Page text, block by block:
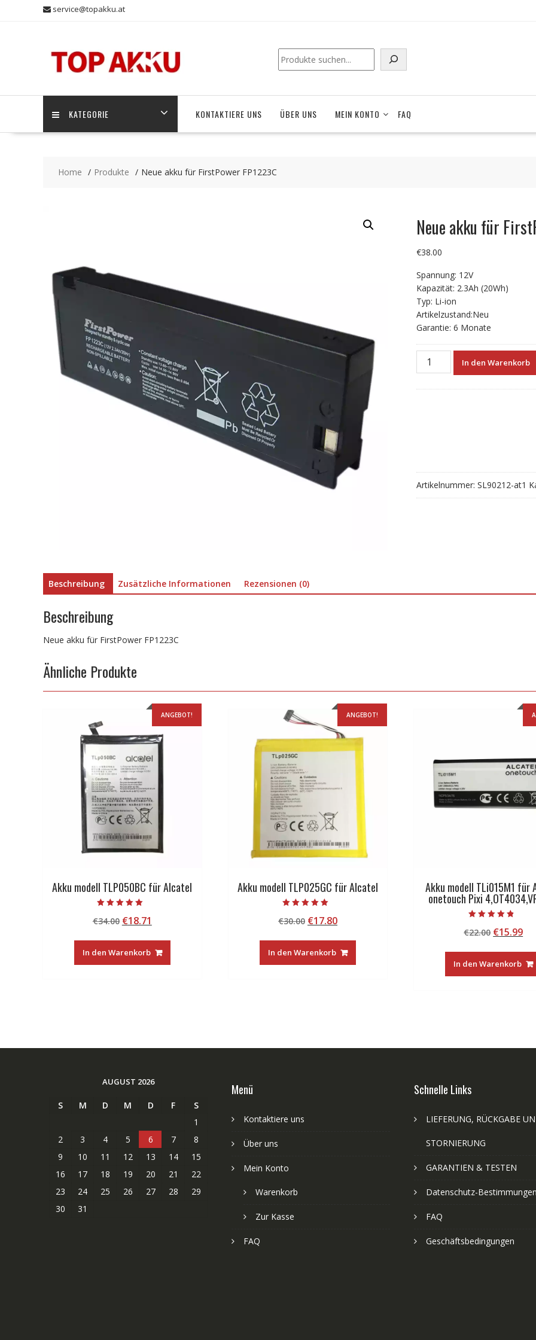
service@topakku.at
KATEGORIE KONTAKTIERE UNS ÜBER UNS MEIN KONTO FAQ
Home Produkte Neue akku für FirstPower FP1223C
Neue akku für
€38.00
Spannung: 12V
Kapazität: 2.3Ah (20Wh)
Typ: Li-ion
Artikelzustand:Neu
Garantie: 6 Monate
Neue
In den Warenkorb
Artikelnummer: SL90212-at1
Beschreibung Zusätzliche Informationen Rezensionen (0)
Beschreibung
Neue akku für FirstPower FP1223C
Ähnliche Produkte
ANGEBOT!
Akku modell TLP050BC für Alcatel
5.00
von 5
€34.00 Ursprünglicher
war:
€34.00
€18.71
ist:
€18.71.
In den Warenkorb
ANGEBOT!
Akku modell TLP025GC für Alcatel
5.00
von 5
€30.00 Ursprünglicher
war:
€30.00
€17.80Aktueller
ist:
€17.80.
In den Warenkorb
Akku modell TLi015M1 für
onetouch Pixi
4.50
von 5
€22.00
war:
€22.00
€15.99
ist:
In den Warenkorb
AUGUST 2026
S M D M D F
S
1
2
3 4 5 6 7
8
9
10 11 12 13 14
15
16
17 18 19 20 21
22
23
24 25 26 27 28
29
30
31
Menü
Kontaktiere uns
Über uns
Mein Konto
Warenkorb
Zur Kasse
FAQ
Schnelle Links
LIEFERUNG, RÜCKGABE
STORNIERUNG
GARANTIEN & TESTEN
Datenschutz-Bestimmungen
FAQ
Geschäftsbedingungen